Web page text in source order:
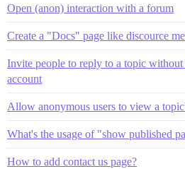
Open (anon) interaction with a forum
Create a "Docs" page like discource
Invite people to reply to a topic without
account
Allow anonymous users to view a
What's the usage of "show published
How to add contact us page?